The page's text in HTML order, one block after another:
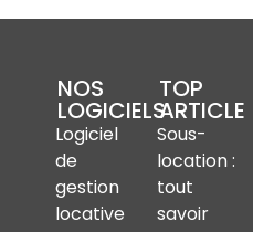
NOS
LOGICIELS
Logiciel
de
gestion
locative
TOP
ARTICLE
Sous-
location :
tout
savoir